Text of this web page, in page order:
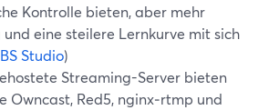
Kontrolle bieten, aber mehr
und eine steilere Lernkurve mit sich
Studio)
Streaming-Server bieten
Owncast, Red5, nginx‑rtmp und